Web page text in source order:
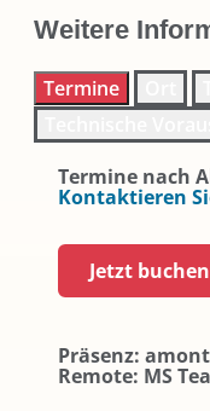
Weitere
Termine
Termine nach
Kontaktieren
Jetzt buchen
Präsenz:
Remote: MS